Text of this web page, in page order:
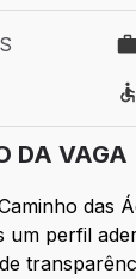
Rolante -
DA VAGA
das
um perfil